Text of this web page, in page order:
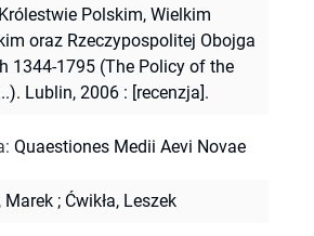
Polskim, Wielkim
oraz Rzeczypospolitej Obojga
1344-1795 (The Policy of the
Lublin, 2006 : [recenzja].
: Quaestiones Medii Aevi Novae
Marek ; Ćwikła, Leszek